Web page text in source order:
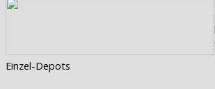
Einzel-Depots